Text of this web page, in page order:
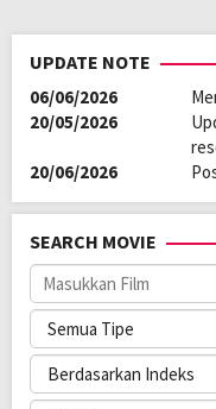
pada:
Tagline:
Genre:
Fantasy
Tahun:
2025
Negara:
Japan
USA
Rilis:
12 Sep 2025
Direksi:
Kazuaki Seki
Pemain:
Arata Furuta
UPDATE NOTE
06/06/2026
20/05/2026
20/06/2026
SEARCH MOVIE